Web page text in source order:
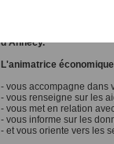
d'Annecy.
L'animatrice
- vous accompagne dans
- vous renseigne sur les
- vous met en relation
- vous informe sur les
- et vous oriente vers les